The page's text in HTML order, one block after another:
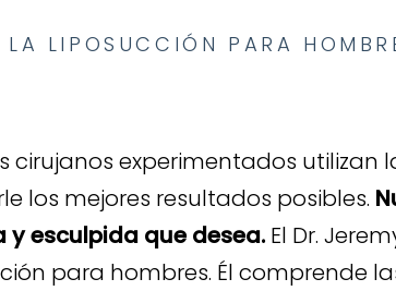
LA LIPOSUCCIÓN PARA
cirujanos experimentados
los mejores resultados posibles.
y esculpida que desea. El Dr.
para hombres. Él comprende